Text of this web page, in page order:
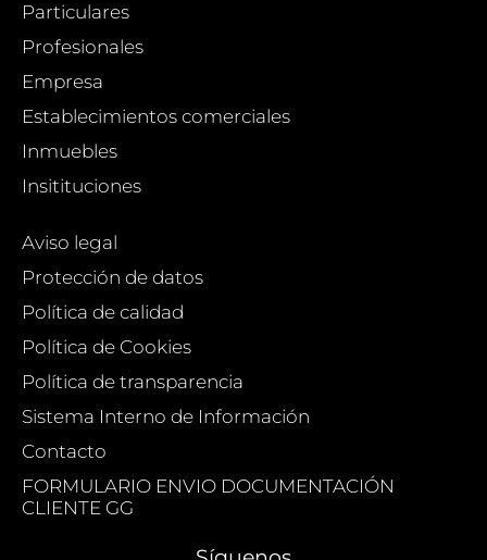
Particulares
Profesionales
Empresa
Establecimientos comerciales
Inmuebles
Insitituciones
Aviso legal
Protección de datos
Política de calidad
Política de Cookies
Política de transparencia
Sistema Interno de Información
Contacto
FORMULARIO ENVIO DOCUMENTACIÓN
CLIENTE GG